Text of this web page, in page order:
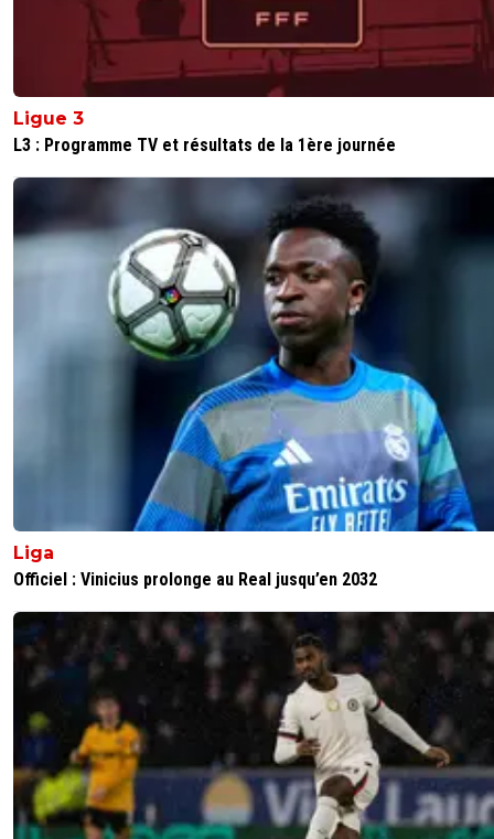
TYBALT6969 17 décembre 2025 à 13:28
Après il a touché pendant des dizaines d'années plus de
par an, sans les contrats pubs
Moi je veux bien mais si tu es un peu Malin, tu as
Répondre
parisforever 17 décembre 2025 à 13:09
L'ayant cotoyé lors qu'il travaillait sur Reims à Delaune
avis favorable sur sa personne
Répondre
Ligue 3
L3 : Programme TV et résultats de la 1ère journée
Liga
Officiel : Vinicius prolonge au Real jusqu’en 2032